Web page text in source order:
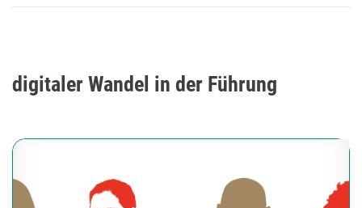
digitaler Wandel in der Führung